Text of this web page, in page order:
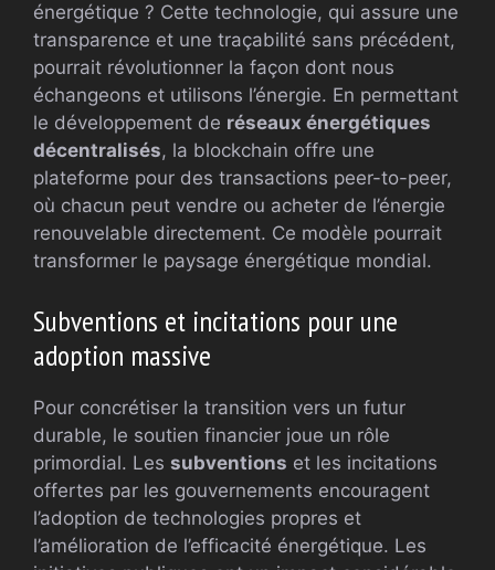
énergétique ? Cette technologie, qui assure une
transparence et une traçabilité sans précédent,
pourrait révolutionner la façon dont nous
échangeons et utilisons l’énergie. En permettant
le développement de réseaux énergétiques
décentralisés, la blockchain offre une
plateforme pour des transactions peer-to-peer,
où chacun peut vendre ou acheter de l’énergie
renouvelable directement. Ce modèle pourrait
transformer le paysage énergétique mondial.
Subventions et incitations pour une
adoption massive
Pour concrétiser la transition vers un futur
durable, le soutien financier joue un rôle
primordial. Les subventions et les incitations
offertes par les gouvernements encouragent
l’adoption de technologies propres et
l’amélioration de l’efficacité énergétique. Les